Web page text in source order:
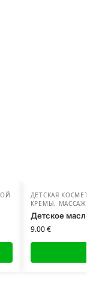
ДЕТСКАЯ
КРЕМЫ,
Детское
9.00€